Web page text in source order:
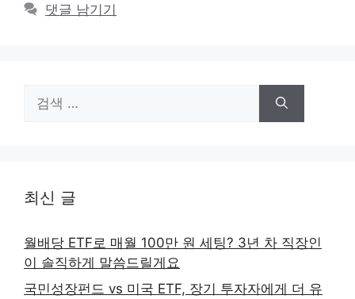
댓글 남기기
색:
최신 글
월배당 ETF로 매월 100만 원 세팅? 3년 차 직장인
이 솔직하게 말씀드릴게요
국민성장펀드 vs 미국 ETF, 장기 투자자에게 더 유